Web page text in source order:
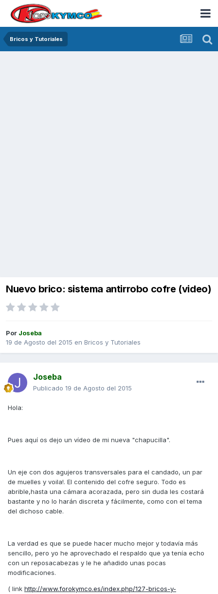
Bricos y Tutoriales
Nuevo brico: sistema antirrobo cofre (video)
Por Joseba
19 de Agosto del 2015 en Bricos y Tutoriales
Joseba
Publicado 19 de Agosto del 2015
Hola:
Pues aquí os dejo un vídeo de mi nueva "chapucilla".
Un eje con dos agujeros transversales para el candado, un par
de muelles y voila!. El contenido del cofre seguro. Todo es
abrible,hasta una cámara acorazada, pero sin duda les costará
bastante y no lo harán discreta y fácilmente, como con el tema
del dichoso cable.
La verdad es que se puede hacer mucho mejor y todavía más
sencillo, pero yo he aprovechado el respaldo que ya tenía echo
con un reposacabezas y le he añadido unas pocas
modificaciones.
( link http://www.forokymco.es/index.php/127-bricos-y-